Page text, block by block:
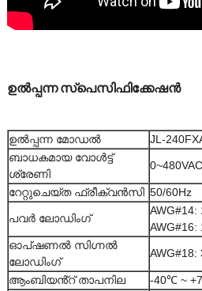
ഉൽപ്പന്ന സ്പെസിഫിക്കേഷൻ
ഉൽപ്പന്ന മോഡൽ
JL-
ബാധകമായ വോൾട്ട്
ശ്രേണി
0~480VAC
റേറ്റുചെയ്ത ഫ്രീക്വൻസി 50/60Hz
പവർ ലോഡിംഗ്
AWG#16:
ഓപ്ഷണൽ സിഗ്നൽ
ലോഡിംഗ്
ആംബിയൻ്റ് താപനില
-40℃ ~